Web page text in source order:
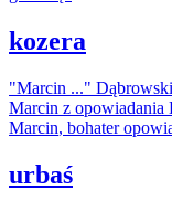
kozera
"Marcin ..."
Marcin z opowiadania
Marcin, bohater
urbaś